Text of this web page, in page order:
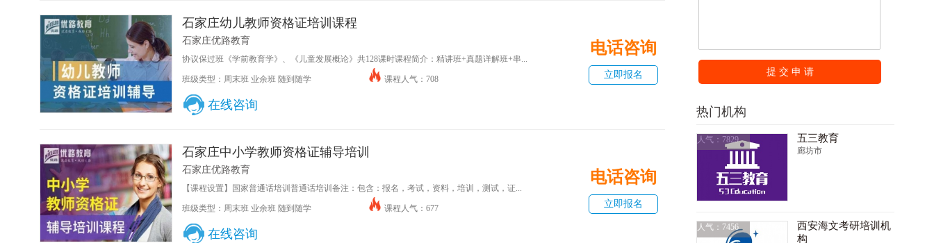
石家庄幼儿教师资格证培训课程
石家庄优路教育
协议保过班《学前教育学》、《儿童发展概论》共128课时课程简介：精讲班+真题详解班+串...
班级类型：周末班 业余班 随到随学 课程人气：708
在线咨询
电话咨询
立即报名
石家庄中小学教师资格证辅导培训
石家庄优路教育
【课程设置】国家普通话培训普通话培训备注：包含：报名，考试，资料，培训，测试，证...
班级类型：周末班 业余班 随到随学 课程人气：677
在线咨询
电话咨询
立即报名
提 交 申 请
热门机构
人气：7829 五三教育
廊坊市
人气：7456
西安海文考研培训机
构